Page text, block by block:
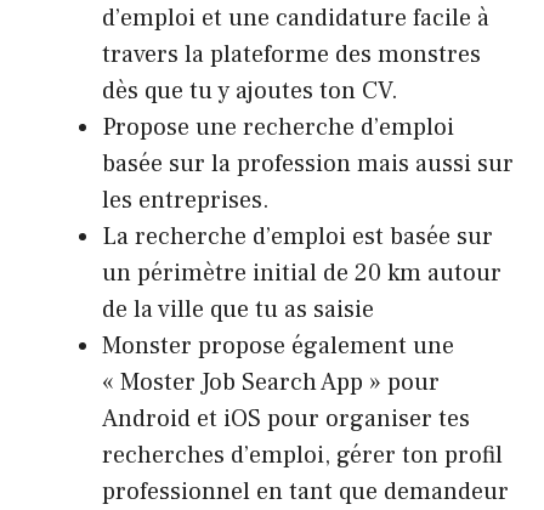
d’emploi et une candidature facile à
travers la plateforme des monstres
dès que tu y ajoutes ton CV.
Propose une recherche d’emploi
basée sur la profession mais aussi sur
les entreprises.
La recherche d’emploi est basée sur
un périmètre initial de 20 km autour
de la ville que tu as saisie
Monster propose également une
« Moster Job Search App » pour
Android et iOS pour organiser tes
recherches d’emploi, gérer ton profil
professionnel en tant que demandeur